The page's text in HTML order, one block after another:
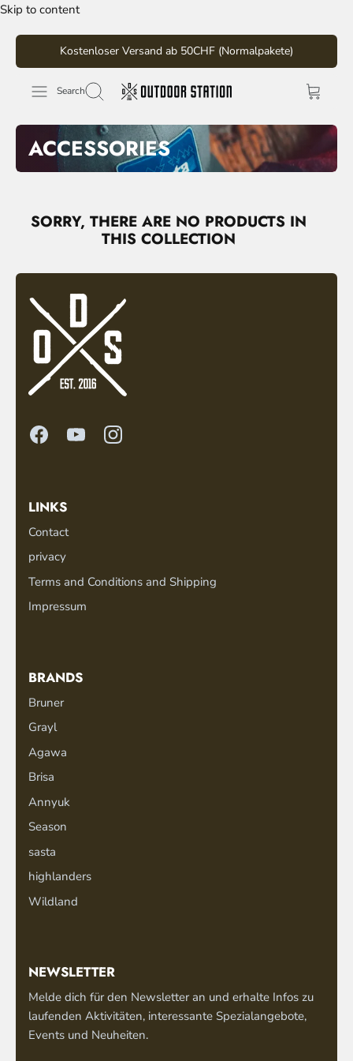
Skip to content
Kostenloser Versand ab 50CHF (Normalpakete)
Search
ACCESSORIES
SORRY, THERE ARE NO PRODUCTS IN
THIS COLLECTION
LINKS
Contact
privacy
Terms and Conditions and Shipping
Impressum
BRANDS
Bruner
Grayl
Agawa
Brisa
Annyuk
Season
sasta
highlanders
Wildland
NEWSLETTER
Melde dich für den Newsletter an und erhalte Infos zu
laufenden Aktivitäten, interessante Spezialangebote,
Events und Neuheiten.